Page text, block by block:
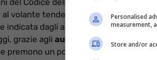
del Codice della Strada e a scuola
volante tende a dimenticarle o a
indicata dagli appositi cartelli.
grazie agli autovelox,per le forze
un po’ troppo il pedale
Personalised
measurement,
Store and/or